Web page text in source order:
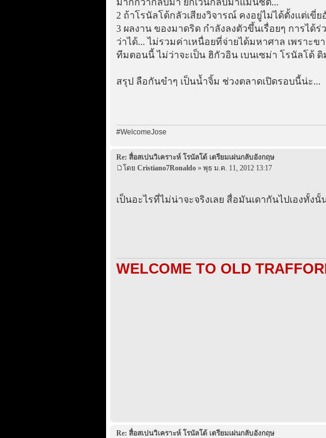
มากกว่ากลับมา ยกเว้นกลับมาแมนซิตี้...
2 ถ้าโรนัลโด้กลัวเสียงวิจารณ์ คงอยู่ไม่ได้ตั้งแต่เขี่
3 ผลงาน ของมาดริด กำลังลงตัวขึ้นเรื่อยๆ การได้
ว่าได้... ไม่รวมค่าเหนื่อยที่จ่ายได้มหาศาล เพราะ
ทีมตอนนี้ ไม่ว่าจะเป็น ฮิกัวอิน เบนเซม่า โรนัลโด้ ดิ
สรุป ลือกันขำๆ เป็นน้ำจิ้ม ช่วงตลาดเปิดรอบนี้น่ะ...
#WelcomeJose
Re: สื่อสเปนวิเคราะห์ โรนัลโด้ เตรียมเผ่นกลับอังกฤษ
โดย Cristiano7Ronaldo» พุธ ม.ค. 11, 2012 13:17
เป็นอะไรที่ไม่น่าจะจริงเลย สื่อมันเดากันไปเองทั้งนั้
WELCOME TO OLD
Re: สื่อสเปนวิเคราะห์ โรนัลโด้ เตรียมเผ่นกลับอังกฤษ